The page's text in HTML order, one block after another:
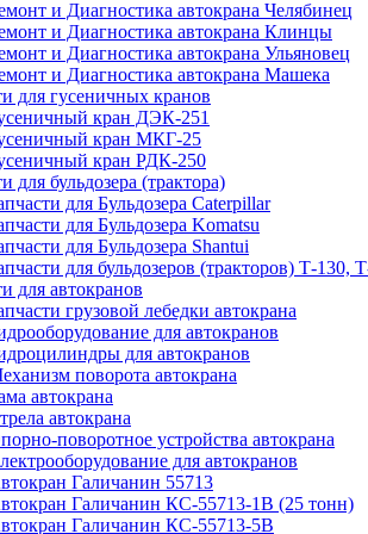
и Диагностика автокрана Челябинец
и Диагностика автокрана Клинцы
и Диагностика автокрана Ульяновец
и Диагностика автокрана Машека
для гусеничных кранов
кран ДЭК-251
кран МКГ-25
кран РДК-250
для бульдозера (трактора)
для Бульдозера Caterpillar
для Бульдозера Komatsu
для Бульдозера Shantui
для бульдозеров (тракторов) Т-
для автокранов
грузовой лебедки автокрана
для автокранов
для автокранов
поворота автокрана
автокрана
автокрана
поворотное устройства автокрана
для автокранов
Галичанин 55713
Галичанин КС-55713-1В (25 тонн)
Галичанин КС-55713-5В